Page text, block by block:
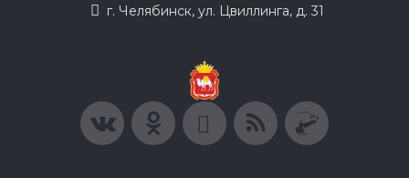
г. Челябинск, ул. Цвиллинга, д. 31